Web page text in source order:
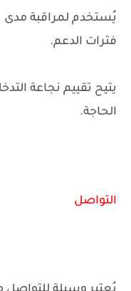
يُستخدم لمراقبة
فترات الدعم.
يتيح تقييم نجاعة
الحاجة.
التواصل